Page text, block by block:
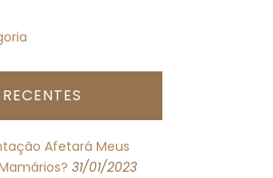
Afetará Meus
31/01/2023